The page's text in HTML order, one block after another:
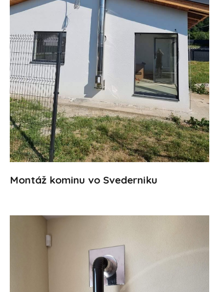
Montáž kominu vo Svederniku